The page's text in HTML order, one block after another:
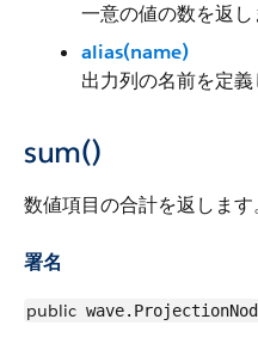
一意の値の数を返し
alias(name)
出力列の名前を定義
sum()
数値項目の合計を返します
署名
public